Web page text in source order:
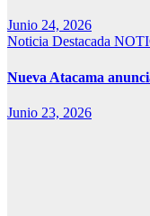
Junio 24, 2026
Noticia Destacada
Nueva Atacama
Junio 23, 2026